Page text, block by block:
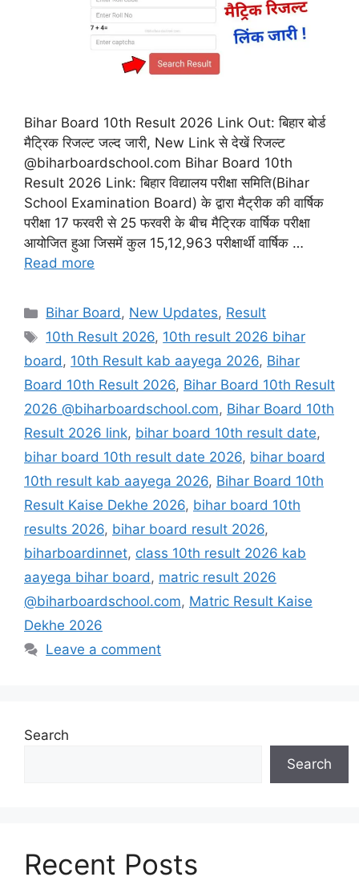
Bihar Board 10th Result 2026 Link Out: बिहार बोर्ड
मैट्रिक रिजल्ट जल्द जारी, New Link से देखें रिजल्ट
@biharboardschool.com Bihar Board 10th
Result 2026 Link: बिहार विद्यालय परीक्षा समिति(Bihar
School Examination Board) के द्वारा मैट्रीक की वार्षिक
परीक्षा 17 फरवरी से 25 फरवरी के बीच मैट्रिक वार्षिक परीक्षा
आयोजित हुआ जिसमें कुल 15,12,963 परीक्षार्थी वार्षिक …
Read more
Categories
Bihar Board, New Updates, Result
Tags
10th Result 2026, 10th result 2026 bihar
board, 10th Result kab aayega 2026, Bihar
Board 10th Result 2026, Bihar Board 10th Result
2026 @biharboardschool.com, Bihar Board 10th
Result 2026 link, bihar board 10th result date,
bihar board 10th result date 2026, bihar board
10th result kab aayega 2026, Bihar Board 10th
Result Kaise Dekhe 2026, bihar board 10th
results 2026, bihar board result 2026,
biharboardinnet, class 10th result 2026 kab
aayega bihar board, matric result 2026
@biharboardschool.com, Matric Result Kaise
Dekhe 2026
Leave a comment
Search
Search
Recent Posts